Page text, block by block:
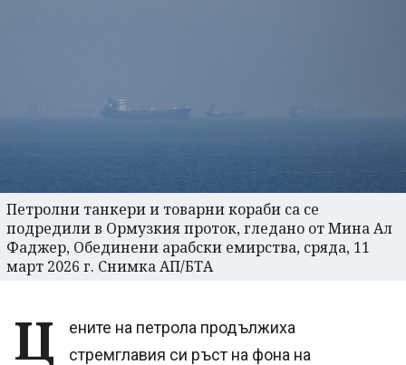
Петролни танкери и товарни кораби са се
подредили в Ормузкия проток, гледано от Мина Ал
Фаджер, Обединени арабски емирства, сряда, 11
март 2026 г. Снимка АП/БТА
Ц
ените на петрола продължиха
стремглавия си ръст на фона на